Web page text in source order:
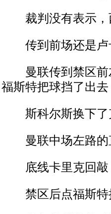
裁判没有表示，
传到前场还是卢
曼联传到禁区前
福斯特把球挡了出
斯科尔斯换下了
曼联中场左路的
底线卡里克回敲
禁区后点福斯特